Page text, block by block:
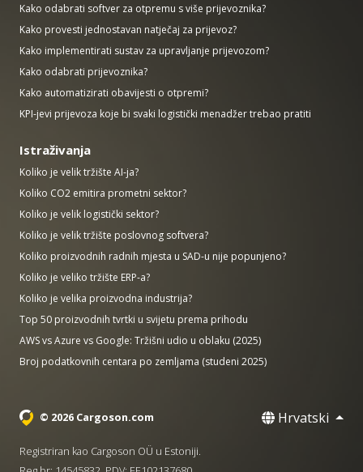
Kako odabrati softver za otpremu s više prijevoznika?
Kako provesti jednostavan natječaj za prijevoz?
Kako implementirati sustav za upravljanje prijevozom?
Kako odabrati prijevoznika?
Kako automatizirati obavijesti o otpremi?
KPI-jevi prijevoza koje bi svaki logistički menadžer trebao pratiti
Istraživanja
Koliko je velik tržište AI-ja?
Koliko CO2 emitira prometni sektor?
Koliko je velik logistički sektor?
Koliko je velik tržište poslovnog softvera?
Koliko proizvodnih radnih mjesta u SAD-u nije popunjeno?
Koliko je veliko tržište ERP-a?
Koliko je velika proizvodna industrija?
Top 50 proizvodnih tvrtki u svijetu prema prihodu
AWS vs Azure vs Google: Tržišni udio u oblaku (2025)
Broj podatkovnih centara po zemljama (studeni 2025)
© 2026 Cargoson.com Hrvatski
Registriran kao Cargoson OÜ u Estoniji.